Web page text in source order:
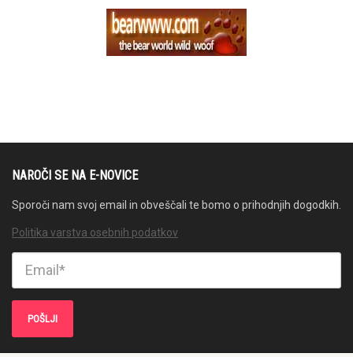
NAROČI SE NA E-NOVICE
Sporoči nam svoj email in obveščali te bomo o prihodnjih dogodkih.
Politika varstva osebnih podatkov